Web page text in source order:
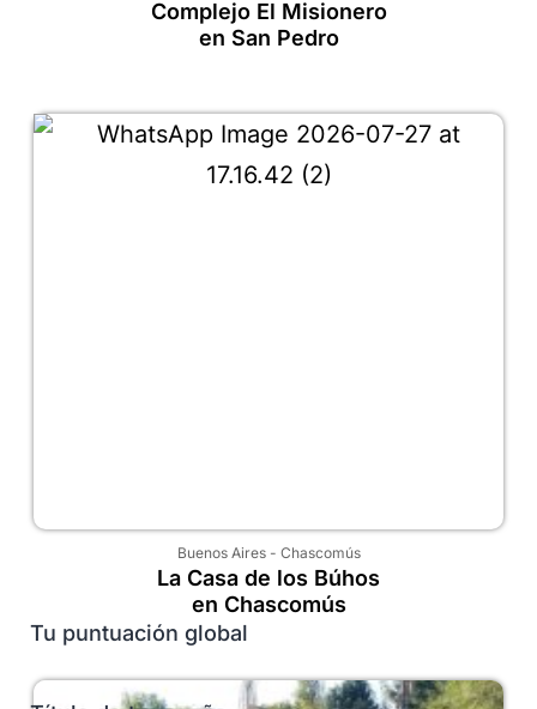
Complejo El Misionero
en San Pedro
Buenos Aires- Chascomús
La Casa de los Búhos
en Chascomús
Tu puntuación global